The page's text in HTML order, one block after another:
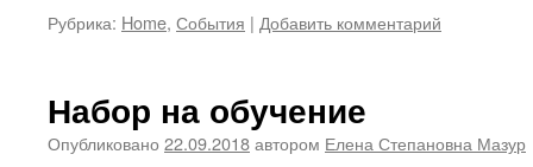
Рубрика: Home, События | Добавить комментарий
Набор на обучение
Опубликовано 22.09.2018автором Елена Степановна Мазур